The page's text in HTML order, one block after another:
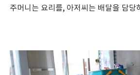
주머니는 요리를, 아저씨는 배달을 담당